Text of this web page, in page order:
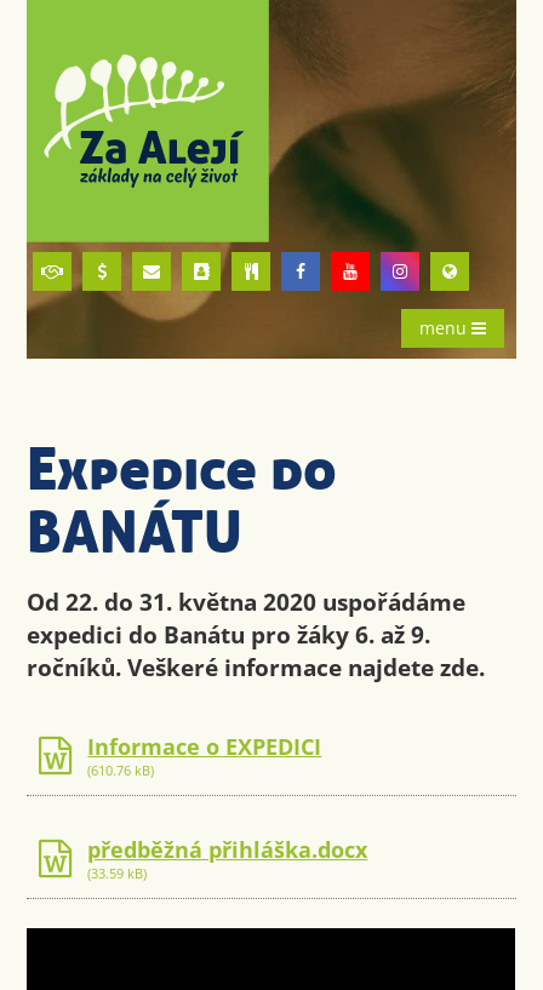
menu
Expedice do
BANÁTU
Od 22. do 31. května 2020 uspořádáme
expedici do Banátu pro žáky 6. až 9.
ročníků. Veškeré informace najdete zde.
Informace o EXPEDICI
(610.76 kB)
předběžná přihláška.docx
(33.59 kB)